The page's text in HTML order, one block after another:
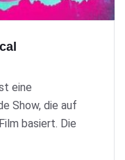
eine
Show, die auf
basiert. Die